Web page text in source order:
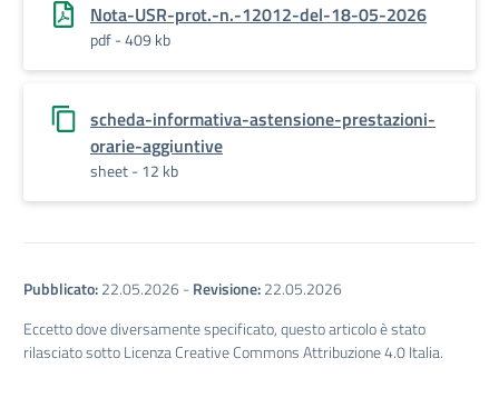
Nota-USR-prot.-n.-12012-del-18-05-2026
pdf - 409 kb
scheda-informativa-astensione-prestazioni-
orarie-aggiuntive
sheet - 12 kb
Pubblicato:22.05.2026 -Revisione:22.05.2026
Eccetto dove diversamente specificato, questo articolo è stato
rilasciato sotto Licenza Creative Commons Attribuzione 4.0 Italia.